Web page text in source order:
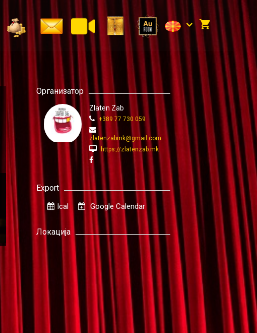
Организатор
Zlaten Zab
+389 77 730 059
zlatenzabmk@gmail.com
https://zlatenzab.mk
Export
Ical Google Calendar
Локација